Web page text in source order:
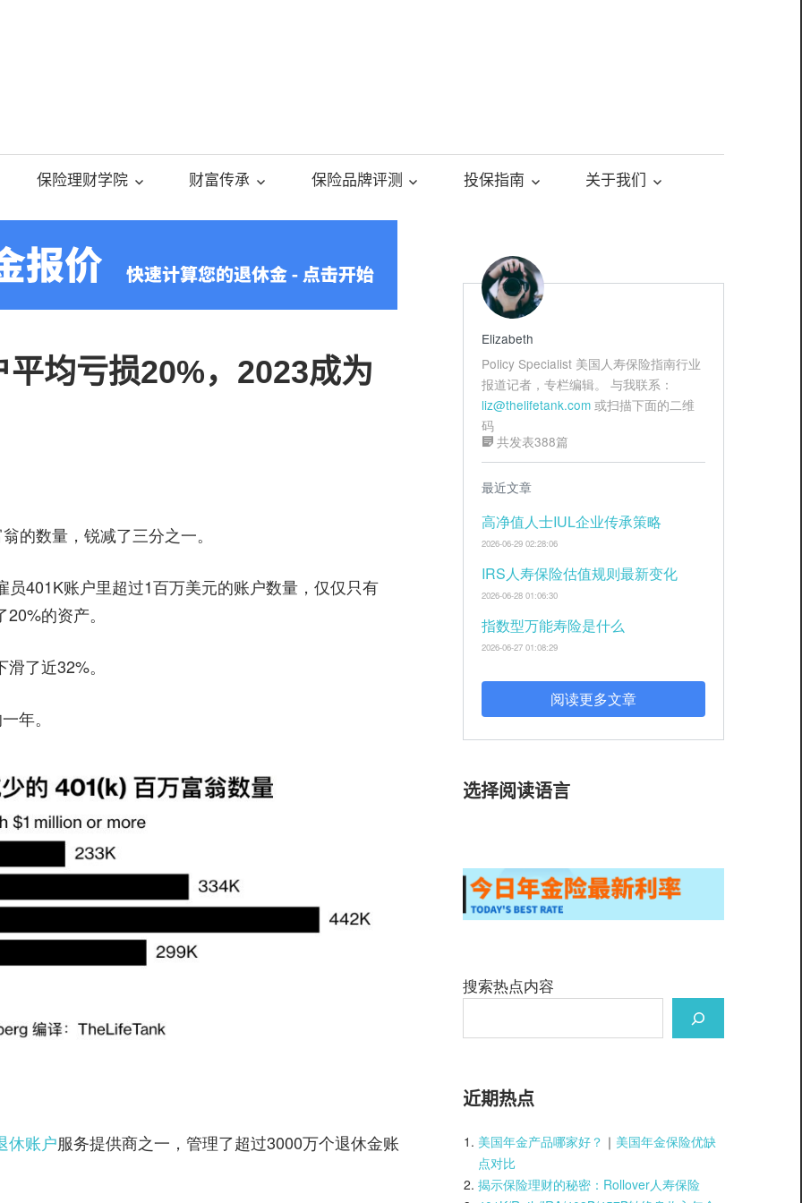
保险理财学院 财富传承 保险品牌评测 投保指南 关于我们
均亏损20%，2023成为
的数量，锐减了三分之一。
401K账户里超过1百万美元的账户数量，仅仅只有
的资产。
了近32%。
年。
休账户服务提供商之一，管理了超过3000万个退休金账
Elizabeth
Policy Specialist 美国人寿保险指南行业
报道记者，专栏编辑。 与我联系：
liz@thelifetank.com或扫描下面的二维
码
共发表388篇
最近文章
高净值人士IUL企业传承策略
2026-06-29 02:28:06
IRS人寿保险估值规则最新变化
2026-06-28 01:06:30
指数型万能寿险是什么
2026-06-27 01:08:29
阅读更多文章
选择阅读语言
搜索热点内容
近期热点
美国年金产品哪家好？ ｜ 美国年金保险优缺
点对比
揭示保险理财的秘密：Rollover人寿保险